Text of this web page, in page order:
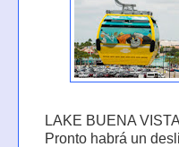
LAKE BUENA
Pronto habrá un